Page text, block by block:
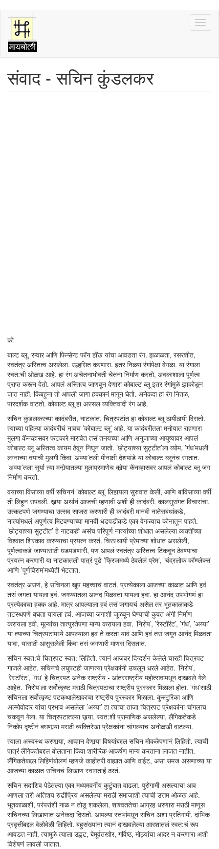
Skip
main
content
संवाद - सचिन कुंडलकर
को
बाल्ट ब्लू. रन्वार आणि फिन्सेन्ट फॉन हॉख यांचा आवडता रंग. झळाळता, रसरशीत,
स्वतंत्र अस्तित्व असलेला. उल्हसित करणारा. इतर निळ्या रंगांपेक्षा वेगळा. या रंगाला
स्वत:ची ओळख आहे. हा रंग अचेतनाभोवती चेतना निर्माण करतो, अवकाशाला पूर्णत्व
प्राप्त करून देतो. आपलं अस्तित्व जाणवून देणारा कोबाल्ट ब्लू इतर रंगांमुळे झाकोळून
जात नाही. किंबहुना तो आपली जागा हक्कानं मागून घेतो. अनेकदा हा रंग नितळ,
पारदर्शक वाटतो. कोबाल्ट ब्लू हा अस्सल व्यक्तिवादी रंग आहे.
सचिन कुंडलकरच्या कादंबरीत, नाटकांत, चित्रपटांत हा कोबाल्ट ब्लू ठायीठायी दिसतो.
त्याच्या पहिल्या कादंबरीचं नावच ’कोबाल्ट ब्लू’ आहे. या कादंबरीतला मनोर्‍यात राहणारा
मुलगा कॅनव्हासवर फटकारे मारावेत तसं तनयच्या आणि अनुजाच्या आयुष्यावर आपलं
कोबाल्ट ब्लू अस्तित्व कायम ठेवून निघून जातो. ’छोट्याश्या सुट्टीत’ला व्योम, ’गंध’मधली
लग्नाच्या वयाची मुलगी किंवा ’अय्या’तली मीनाक्षी देशपांडे या कोबाल्ट ब्लूनंच रंगतात.
’अय्या’तला सूर्या त्या मनोर्‍यातल्या मुलाप्रमाणेच कोर्‍या कॅनव्हासवर आपलं कोबाल्ट ब्लू जग
निर्माण करतो.
वयाच्या विसाव्या वर्षी सचिननं ’कोबाल्ट ब्लू’ लिहायला सुरुवात केली, आणि बाविसाव्या वर्षी
ती लिहून संपवली. खर्‍या अर्थानं आजची म्हणावी अशी ही कादंबरी. कालसुसंगत विचारांचा,
उत्कटपणे जगण्याचा उत्सव साजरा करणारी ही कादंबरी मानवी नातेसंबंधांकडे,
नात्यांमधलं अपूर्णत्व मिटवण्याच्या मानवी धडपडीकडे एका वेगळ्याच कोनातून पाहते.
’छोट्याश्या सुट्टीत’ हे नाटकही असंच परिपूर्ण नात्यांच्या शोधात असलेल्या व्यक्तींच्या
विश्वात शिरकाव करण्याचा प्रयत्न करतं. चिरस्थायी प्रेमाच्या शोधात असलेली,
पूर्णत्वाकडे जाण्यासाठी धडपडणारी, पण आपलं स्वतंत्र अस्तित्व टिकवून ठेवण्याचा
प्रयत्न करणारी या नाटकातली पात्रं पुढे ’फ्रिजमध्ये ठेवलेलं प्रेम’, ’चंद्रलोक कॉम्प्लेक्स’
आणि ’पूर्णविराम’मध्येही भेटतात.
स्वतंत्र असणं, हे सचिनला खूप महत्त्वाचं वाटतं. प्रत्येकाला आजच्या काळात आणि हवं
तसं जगता यायला हवं. जगण्यातला आनंद मिळवता यायला हवा. हा आनंद उपभोगणं हा
प्रत्येकाचा हक्क आहे. मात्र आपल्याला हवं तसं जगायचं असेल तर भूतकाळाकडे
तटस्थपणे बघता यायला हवं. आजच्या जगाशी जुळवून घेण्याची कुवत अंगी निर्माण
करायला हवी. मूल्यांचा तात्पुरतेपणा मान्य करायला हवा. ’निरोप’, ’रेस्टॉरंट’, ’गंध’, ’अय्या’
या त्याच्या चित्रपटांमध्ये आपल्याला हवं ते करता यावं आणि हवं तसं जगून आनंद मिळवता
यावा, यासाठी आसुसलेली किंवा तसं जगणारी माणसं दिसतात.
सचिन स्वत:चे चित्रपट स्वत: लिहितो. त्यानं आजवर दिग्दर्शन केलेले चारही चित्रपट
गाजले आहेत. सचिनचे लघुपटही जाणत्या प्रेक्षकांनी उचलून धरले आहेत. ’निरोप’,
’रेस्टॉरंट’, ’गंध’ हे चित्रपट अनेक राष्ट्रीय - आंतरराष्ट्रीय महोत्सवांमधून दाखवले गेले
आहेत. ’निरोप’ला सर्वोत्कृष्ट मराठी चित्रपटाचा राष्ट्रीय पुरस्कार मिळाला होता. ’गंध’साठी
सचिनला सर्वोत्कृष्ट पटकथालेखकाचा राष्ट्रीय पुरस्कार मिळाला. कुस्टुरिका आणि
अल्मोवोदार यांचा प्रभाव असलेला ’अय्या’ हा त्याचा ताजा चित्रपट प्रेक्षकांना चांगलाच
चकवून गेला. या चित्रपटातल्या खर्‍या, स्वत:शी प्रामाणिक असलेल्या, लैंगिकतेकडे
निकोप दृष्टीनं बघणार्‍या मराठी व्यक्तिरेखा प्रेक्षकांना चांगल्याच अनोळखी वाटल्या.
त्याला अस्वस्थ करणार्‍या, आव्हान देणार्‍या विषयांबद्दल सचिन मोकळेपणानं लिहितो. त्याची
पात्रं लैंगिकतेबद्दल बोलताना किंवा शारीरिक आकर्षण मान्य करताना लाजत नाहीत.
लैंगिकतेबद्दल लिहिणंबोलणं म्हणजे काहीतरी वाह्यात आणि वाईट, असा समज असणाच्या या
आजच्या काळात सचिनचं लिखाण स्वागतार्ह ठरतं.
सचिन सदाशिव पेठेतल्या एका मध्यमवर्गीय कुटुंबात वाढला. पुरोगामी असल्याचा आव
आणला तरी अतिशय रुढीप्रिय असलेल्या मराठी समाजाशी त्याची उत्तम ओळख आहे.
भूतकाळाशी, परंपरांशी नाळ न तोडू शकलेला, शाश्वततेचा आग्रह धरणारा मराठी माणूस
सचिनच्या लिखाणात अनेकदा दिसतो. आपल्या स्तंभांमधून सचिन अशा प्रतिगामी, दांभिक
प्रवृत्तींबद्दल वेळोवेळी लिहितो. बहुसंख्यांना त्यानं दाखवलेल्या आरशातलं स्वत:चं रूप
आवडत नाही. त्यामुळे त्याला उद्धट, बेमूर्वतखोर, गर्विष्ठ, मोठ्यांचा आदर न करणारा अशी
विशेषणं लावली जातात.